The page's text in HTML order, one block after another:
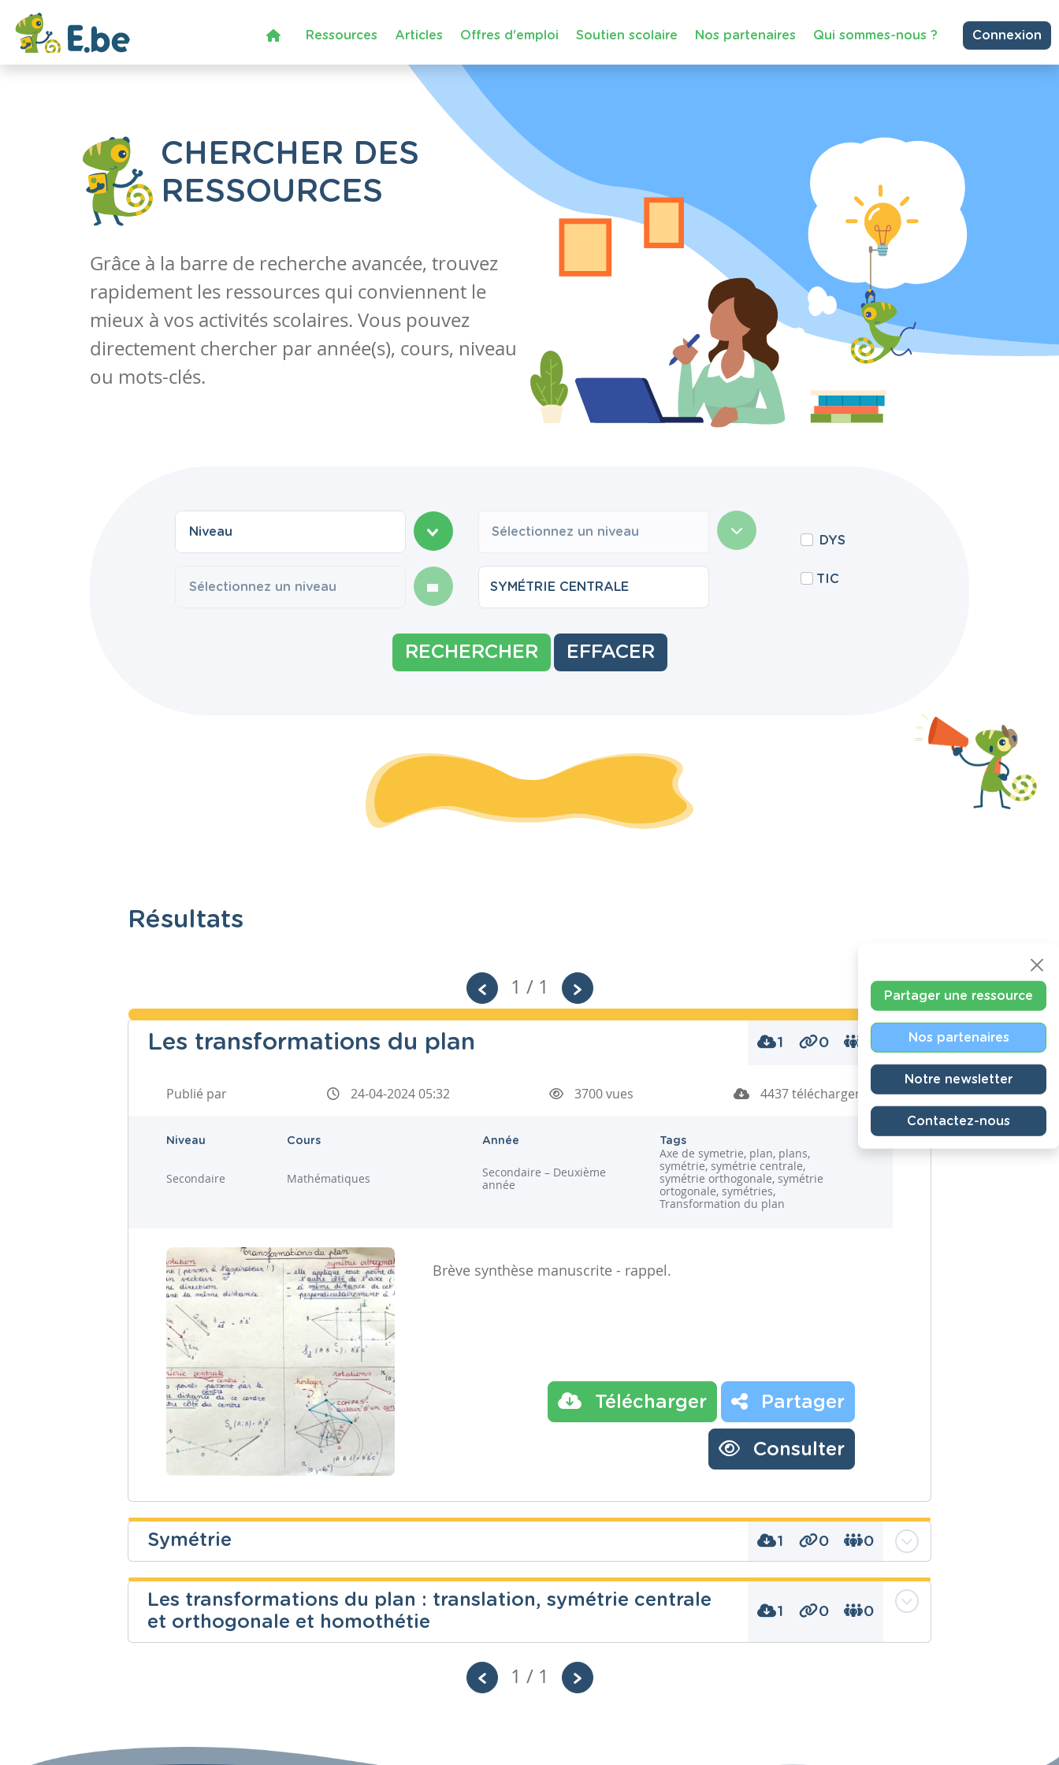
Ressources Articles Offres d'emploi Soutien scolaire Nos partenaires Qui sommes-nous ? Connexion
CHERCHER DES
RESSOURCES
Grâce à la barre de recherche avancée, trouvez
rapidement les ressources qui conviennent le
mieux à vos activités scolaires. Vous pouvez
directement chercher par année(s), cours, niveau
ou mots-clés.
Sélectionnez un niveau
DYS
TIC
RECHERCHER EFFACER
Résultats
1 / 1
Les transformations du plan 1 0 0
Publié par 24-04-2024 05:32 3700 vues 4437 téléchargements
Niveau
Secondaire
Cours
Mathématiques
Année
Secondaire – Deuxième
année
Tags
Axe de symetrie, plan, plans,
symétrie, symétrie centrale,
symétrie orthogonale, symétrie
ortogonale, symétries,
Transformation du plan
Brève synthèse manuscrite - rappel.
Télécharger Partager
Consulter
Symétrie 1 0 0
Niveau
Fondamental
Cours
Mathématiques 2 années
géométrie, symétrie, symétrie
Les transformations du plan : translation, symétrie centrale
et orthogonale et homothétie
1 0 0
Fondamental
1 / 1
Partager une ressource
Nos partenaires
Notre newsletter
Contactez-nous